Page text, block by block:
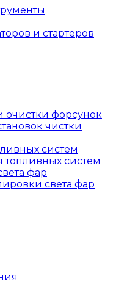
и стартеров
очистки форсунок
чистки
систем
систем
фар
света фар